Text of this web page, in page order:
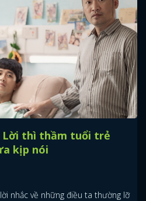
Lời thì thầm tuổi trẻ
kịp nói
nhắc về những điều ta thường lỡ